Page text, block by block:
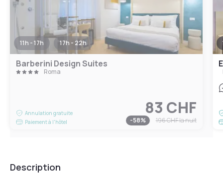
11h - 17h 17h - 22h
Barberini Design Suites
Roma
Annulation gratuite
Paiement à l'hôtel
83 CHF
-58% 196 CHFla nuit
Description